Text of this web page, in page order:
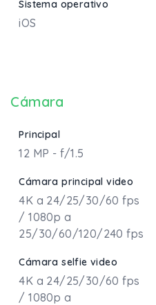
Sistema operativo
iOS
Cámara
Principal
12 MP - f/1.5
Cámara principal video
4K a 24/25/30/60 fps
/ 1080p a
25/30/60/120/240 fps
Cámara selfie video
4K a 24/25/30/60 fps
/ 1080p a